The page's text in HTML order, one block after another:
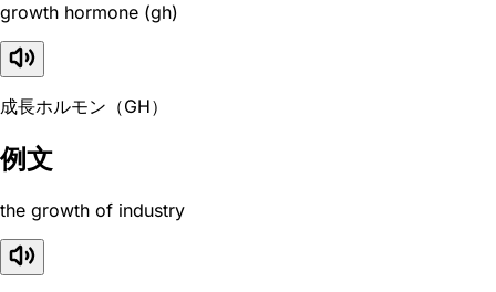
growth hormone (gh)
成長ホルモン（GH）
例文
the growth of industry